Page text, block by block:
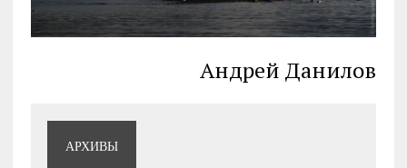
Андрей Данилов
АРХИВЫ